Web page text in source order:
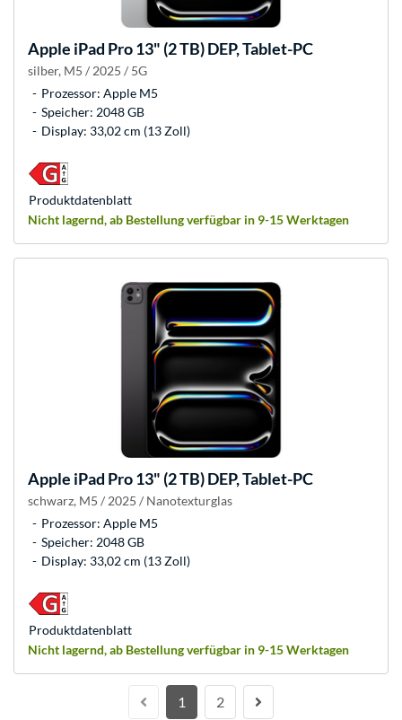
Apple iPad Pro 13" (2 TB) DEP, Tablet-PC
silber, M5 / 2025 / 5G
Prozessor: Apple M5
Speicher: 2048 GB
Display: 33,02 cm (13 Zoll)
Nicht lagernd, ab Bestellung verfügbar in 9-15 Werktagen
Produkt­datenblatt
Apple iPad Pro 13" (2 TB) DEP, Tablet-PC
schwarz, M5 / 2025 / Nanotexturglas
Prozessor: Apple M5
Speicher: 2048 GB
Display: 33,02 cm (13 Zoll)
Nicht lagernd, ab Bestellung verfügbar in 9-15 Werktagen
Produkt­datenblatt
1 2